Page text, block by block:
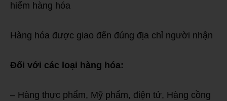
hiểm hàng hóa
Hàng hóa được giao đến đúng địa chỉ người nhận
Đối với các loại hàng hóa:
– Hàng thực phẩm, Mỹ phẩm, điện tử, Hàng cồng